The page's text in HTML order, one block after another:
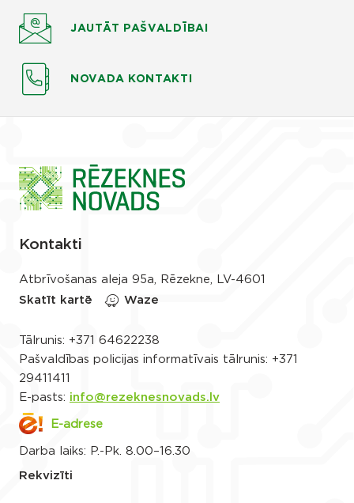
JAUTĀT PAŠVALDĪBAI
NOVADA KONTAKTI
Kontakti
Atbrīvošanas aleja 95a, Rēzekne, LV-4601
Skatīt kartē
Waze
Tālrunis: +371 64622238
Pašvaldības policijas informatīvais tālrunis: +371
29411411
E-pasts: info@rezeknesnovads.lv
E-adrese
Darba laiks: P.-Pk. 8.00–16.30
Rekvizīti